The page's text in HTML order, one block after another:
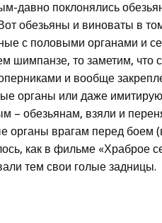
давно поклонялись
обезьяны и виноваты в
с половыми органами и
шимпанзе, то заметим,
и вообще
органы или даже
обезьянам, взяли и
органы врагам перед боем
как в фильме «Храброе
тем свои голые задницы.